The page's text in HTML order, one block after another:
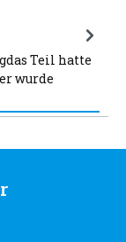
Teil hatte
wurde